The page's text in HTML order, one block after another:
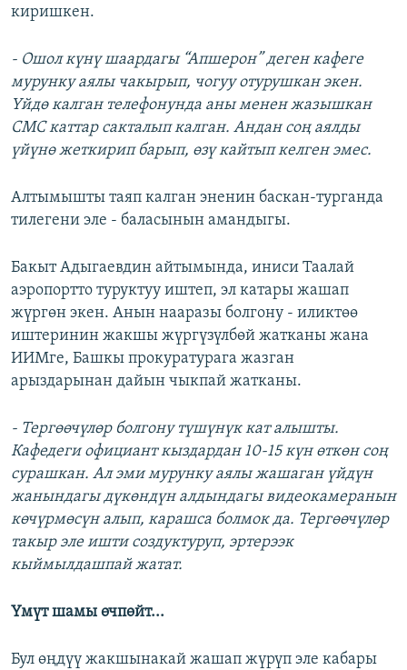
киришкен.
- Ошол күнү шаардагы “Апшерон” деген кафеге
мурунку аялы чакырып, чогуу отурушкан экен.
Үйдө калган телефонунда аны менен жазышкан
СМС каттар сакталып калган. Андан соң аялды
үйүнө жеткирип барып, өзү кайтып келген эмес.
Алтымышты таяп калган эненин баскан-турганда
тилегени эле - баласынын амандыгы.
Бакыт Адыгаевдин айтымында, иниси Таалай
аэропортто туруктуу иштеп, эл катары жашап
жүргөн экен. Анын нааразы болгону - иликтөө
иштеринин жакшы жүргүзүлбөй жатканы жана
ИИМге, Башкы прокуратурага жазган
арыздарынан дайын чыкпай жатканы.
- Тергөөчүлөр болгону түшүнүк кат алышты.
Кафедеги официант кыздардан 10-15 күн өткөн соң
сурашкан. Ал эми мурунку аялы жашаган үйдүн
жанындагы дүкөндүн алдындагы видеокамеранын
көчүрмөсүн алып, карашса болмок да. Тергөөчүлөр
такыр эле ишти создуктуруп, эртерээк
кыймылдашпай жатат.
Үмүт шамы өчпөйт...
Бул өңдүү жакшынакай жашап жүрүп эле кабары